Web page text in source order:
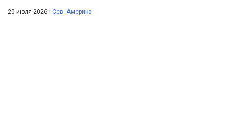
20 июля 2026 | Сев. Америка